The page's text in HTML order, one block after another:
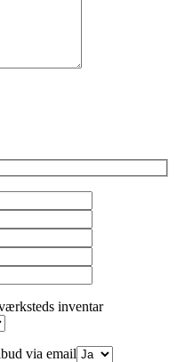
inventar
via email